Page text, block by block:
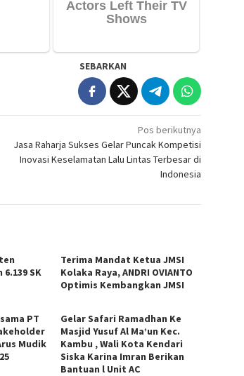
SEBARKAN
Pos berikutnya
Jasa Raharja Sukses Gelar Puncak Kompetisi
Inovasi Keselamatan Lalu Lintas Terbesar di
Indonesia
SK
Terima Mandat Ketua JMSI
Kolaka Raya, ANDRI OVIANTO
Optimis Kembangkan JMSI
PT
Mudik
Gelar Safari Ramadhan Ke
Masjid Yusuf Al Ma’un Kec.
Kambu , Wali Kota Kendari
Siska Karina Imran Berikan
Bantuan l Unit AC